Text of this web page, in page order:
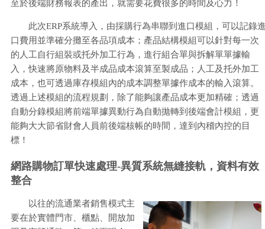
至於後端財務報表的產出，就需要花費很多的時間及心力！
此次ERP系統導入，由採購行為串聯到進口模組，可以記錄
口費用並準確分攤至各品項成本；產品結構模組可以針對每一次
的人工自行組裝或托外加工行為，進行組合單與拆解單單據輸
入，快速將原物料及半成品成本滾算至製成品；人工及托外加工
成本，也可透過庫存模組內的成本調整單據作成本的輸入滾算。
透過上述模組的流程規劃，除了能夠讓產品成本更加精確；透過
自動分錄模組將前端單據異動行為自動拋轉到後端會計模組，更
能夠大大節省財會人員前後端核帳的時間，達到內稽內控的目
標！
網路購物訂單快速處理-異質系統無縫接軌，資料有效
整合
以往的流通業者銷售模式主
要在於實體門市、櫃點、開放加